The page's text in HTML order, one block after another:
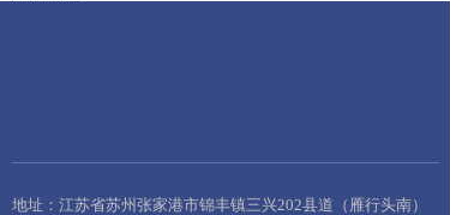
地址：江苏省苏州张家港市锦丰镇三兴202县道（雁行头南）